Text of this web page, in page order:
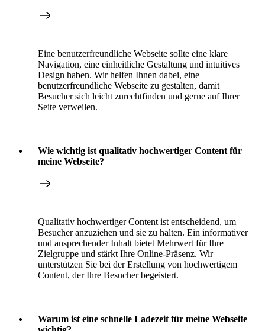
Eine benutzerfreundliche Webseite sollte eine klare
Navigation, eine einheitliche Gestaltung und intuitives
Design haben. Wir helfen Ihnen dabei, eine
benutzerfreundliche Webseite zu gestalten, damit
Besucher sich leicht zurechtfinden und gerne auf Ihrer
Seite verweilen.
Wie wichtig ist qualitativ hochwertiger Content für
meine Webseite?
Qualitativ hochwertiger Content ist entscheidend, um
Besucher anzuziehen und sie zu halten. Ein informativer
und ansprechender Inhalt bietet Mehrwert für Ihre
Zielgruppe und stärkt Ihre Online-Präsenz. Wir
unterstützen Sie bei der Erstellung von hochwertigem
Content, der Ihre Besucher begeistert.
Warum ist eine schnelle Ladezeit für meine Webseite